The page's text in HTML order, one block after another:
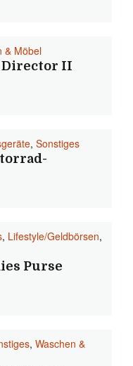
& Möbel
Director II
, Sonstiges
, Lifestyle/Geldbörsen,
Purse
, Waschen &